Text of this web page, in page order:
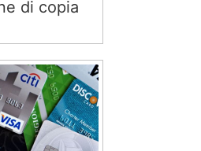
di copia